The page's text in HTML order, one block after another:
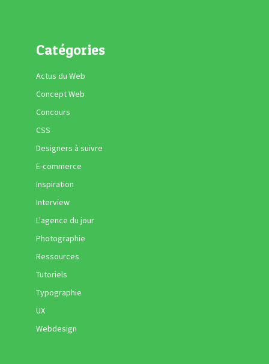
Catégories
Actus du Web
Concept Web
Concours
CSS
Designers à suivre
E-commerce
Inspiration
Interview
L'agence du jour
Photographie
Ressources
Tutoriels
Typographie
UX
Webdesign